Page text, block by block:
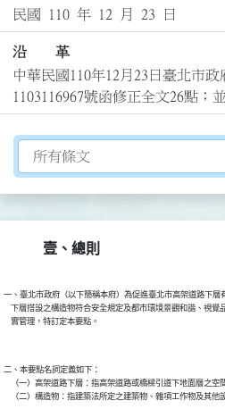
民國 110 年 12 月 23 日
沿 革
中華民國110年12月23日臺北市
1103116967號函修正全文26點；
切換選擇法規資訊內容
壹、總則
一、臺北市政府（以下簡稱本府）為促進臺北市高架道路下層
下層搭設之構造物符合安全規定及都市環境景觀和諧、視覺
二、本要點名詞定義如下：
（一）高架道路下層：指高架道路或橋樑引道下地面層之空